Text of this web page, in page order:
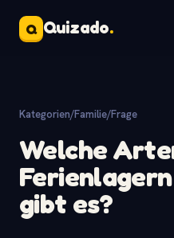
Q Quizado.
Kategorien/Familie/Frage
Welche
gibt es?